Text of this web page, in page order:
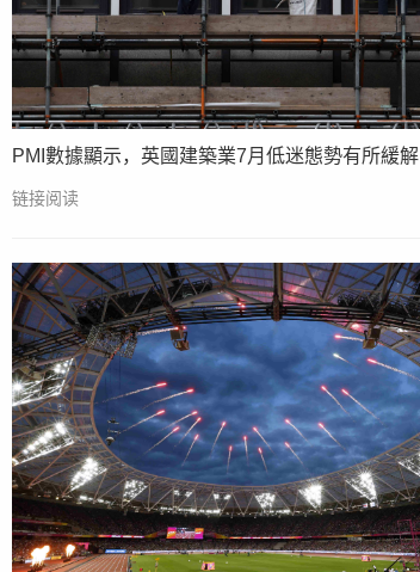
PMI數據顯示，英國建築業7月低迷態勢有所緩解
链接阅读